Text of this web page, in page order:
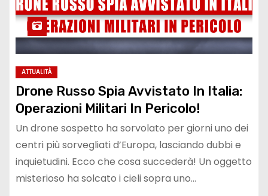
ATTUALITÀ
Drone Russo Spia Avvistato In Italia:
Operazioni Militari In Pericolo!
Un drone sospetto ha sorvolato per giorni uno dei
centri più sorvegliati d’Europa, lasciando dubbi e
inquietudini. Ecco che cosa succederà! Un oggetto
misterioso ha solcato i cieli sopra uno…